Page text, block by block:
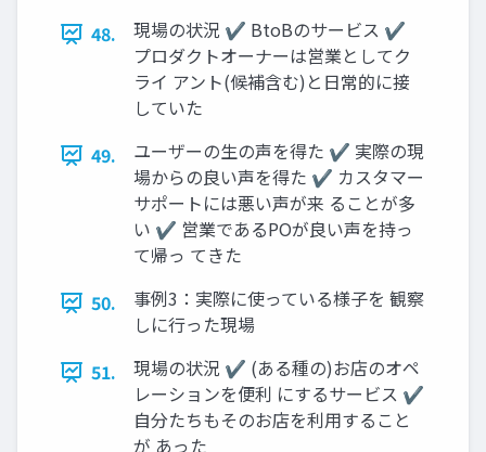
48.
現場の状況 ✔ BtoBのサービス ✔
プロダクトオーナーは営業としてク
ライ アント(候補含む)と日常的に接
していた
49.
ユーザーの生の声を得た ✔ 実際の現
場からの良い声を得た ✔ カスタマー
サポートには悪い声が来 ることが多
い ✔ 営業であるPOが良い声を持っ
て帰っ てきた
50.
事例3：実際に使っている様子を 観察
しに行った現場
51.
現場の状況 ✔ (ある種の)お店のオペ
レーションを便利 にするサービス ✔
自分たちもそのお店を利用すること
が あった